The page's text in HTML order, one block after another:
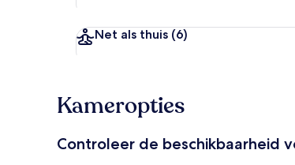
Net als thuis (6)
Kameropties
Controleer de beschikbaarheid